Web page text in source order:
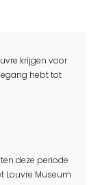
krijgen voor
hebt tot
deze periode
Louvre Museum